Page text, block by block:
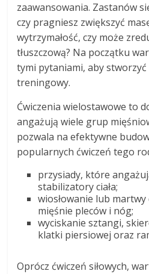
zaawansowania. Zastanów
czy pragniesz zwiększyć
wytrzymałość, czy może
tłuszczową? Na początku
tymi pytaniami, aby
treningowy.
Ćwiczenia wielostawowe to
angażują wiele grup
pozwala na efektywne
popularnych ćwiczeń tego
przysiady, które
stabilizatory ciała;
wiosłowanie lub
mięśnie pleców i nóg;
wyciskanie sztangi,
klatki piersiowej oraz
Oprócz ćwiczeń siłowych,